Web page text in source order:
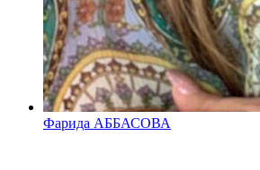
Фарида АББАСОВА